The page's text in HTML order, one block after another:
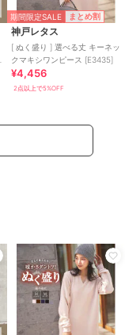
期間限定SALE まとめ割
神戸レタス
[ ぬく盛り ] 選べる丈 キーネッ
クマキシワンピース [E3435]
¥4,456
2点以上で5%OFF